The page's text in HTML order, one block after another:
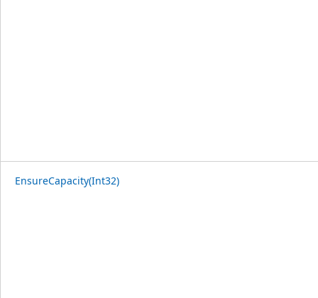
EnsureCapacity(Int32)